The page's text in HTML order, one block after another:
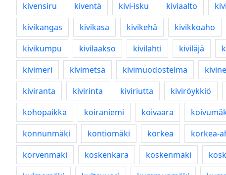
kivensiru
kiventä kivi-isku kiviaalto
kivikangas
kivikasa kivikehä kivikkoaho
kivikumpu
kivilaakso kivilahti kiviläjä
kivimeri
kivimetsä kivimuodostelma
kiviranta
kivirinta kiviriutta kiviröykkiö
kohopaikka
koiraniemi koivaara
konnunmäki
kontiomäki korkea korkea-
korvenmäki
koskenkara koskenmäki